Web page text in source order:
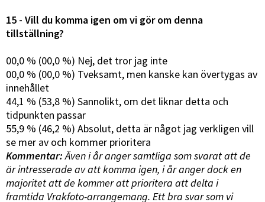
15 - Vill du komma igen om vi gör om denna
tillställning?
00,0 % (00,0 %) Nej, det tror jag inte
00,0 % (00,0 %) Tveksamt, men kanske kan övertygas av
innehållet
44,1 % (53,8 %) Sannolikt, om det liknar detta och
tidpunkten passar
55,9 % (46,2 %) Absolut, detta är något jag verkligen vill
se mer av och kommer prioritera
Kommentar:Även i år anger samtliga som svarat att de
är intresserade av att komma igen, i år anger dock en
majoritet att de kommer att prioritera att delta i
framtida Vrakfoto-arrangemang. Ett bra svar som vi